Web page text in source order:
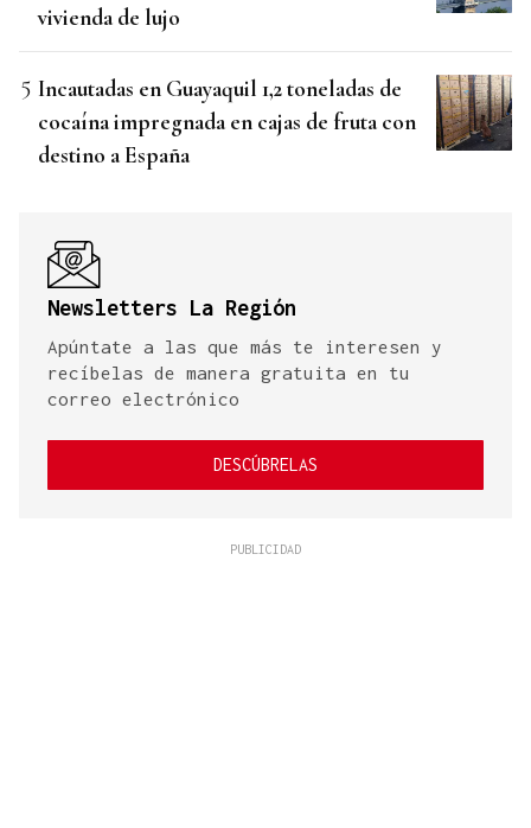
vivienda de lujo
Incautadas en Guayaquil 1,2 toneladas de
cocaína impregnada en cajas de fruta con
destino a España
Newsletters La Región
Apúntate a las que más te interesen y
recíbelas de manera gratuita en tu
correo electrónico
DESCÚBRELAS